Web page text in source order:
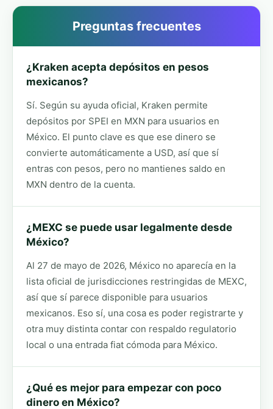
Preguntas frecuentes
¿Kraken acepta depósitos en pesos
mexicanos?
Sí. Según su ayuda oficial, Kraken permite
depósitos por SPEI en MXN para usuarios en
México. El punto clave es que ese dinero se
convierte automáticamente a USD, así que sí
entras con pesos, pero no mantienes saldo en
MXN dentro de la cuenta.
¿MEXC se puede usar legalmente desde
México?
Al 27 de mayo de 2026, México no aparecía en la
lista oficial de jurisdicciones restringidas de MEXC,
así que sí parece disponible para usuarios
mexicanos. Eso sí, una cosa es poder registrarte y
otra muy distinta contar con respaldo regulatorio
local o una entrada fiat cómoda para México.
¿Qué es mejor para empezar con poco
dinero en México?